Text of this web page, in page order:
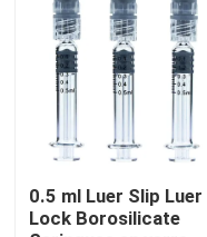
Vidéos
À propos de nous
Visite d'usine
Contrôle de qualité
0.5 ml Luer Slip Luer
Lock Borosilicate